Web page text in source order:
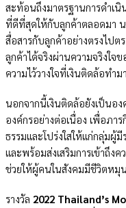
สะท้อนถึงมาตรฐานการดำเ
ที่ดีที่สุดให้กับลูกค้าตลอดมา
สื่อสารกับลูกค้าอย่างตรงไป
ลูกค้าได้จริงผ่านความจริงใจ
ความไว้วางใจที่เงินติดล้อทำ
นอกจากนี้เงินติดล้อยังเป็นอ
องค์กรอย่างต่อเนื่อง เพื่อภาร
ธรรมและโปร่งใสให้แก่กลุ่ม
และพร้อมส่งเสริมการเข้าถึ
ช่วยให้ผู้คนในสังคมมีชีวิตหมุ
รางวัล 2022 Thailand’s